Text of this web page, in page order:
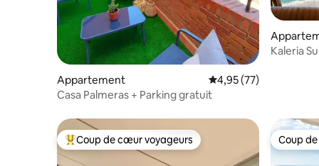
Appartement Évaluation moyenne
4,95 (77)
Casa Palmeras + Parking gratuit
Kaleria
Coups de cœur voyageurs les plus appréciés
Coup de cœur voyageurs Coup
Coup